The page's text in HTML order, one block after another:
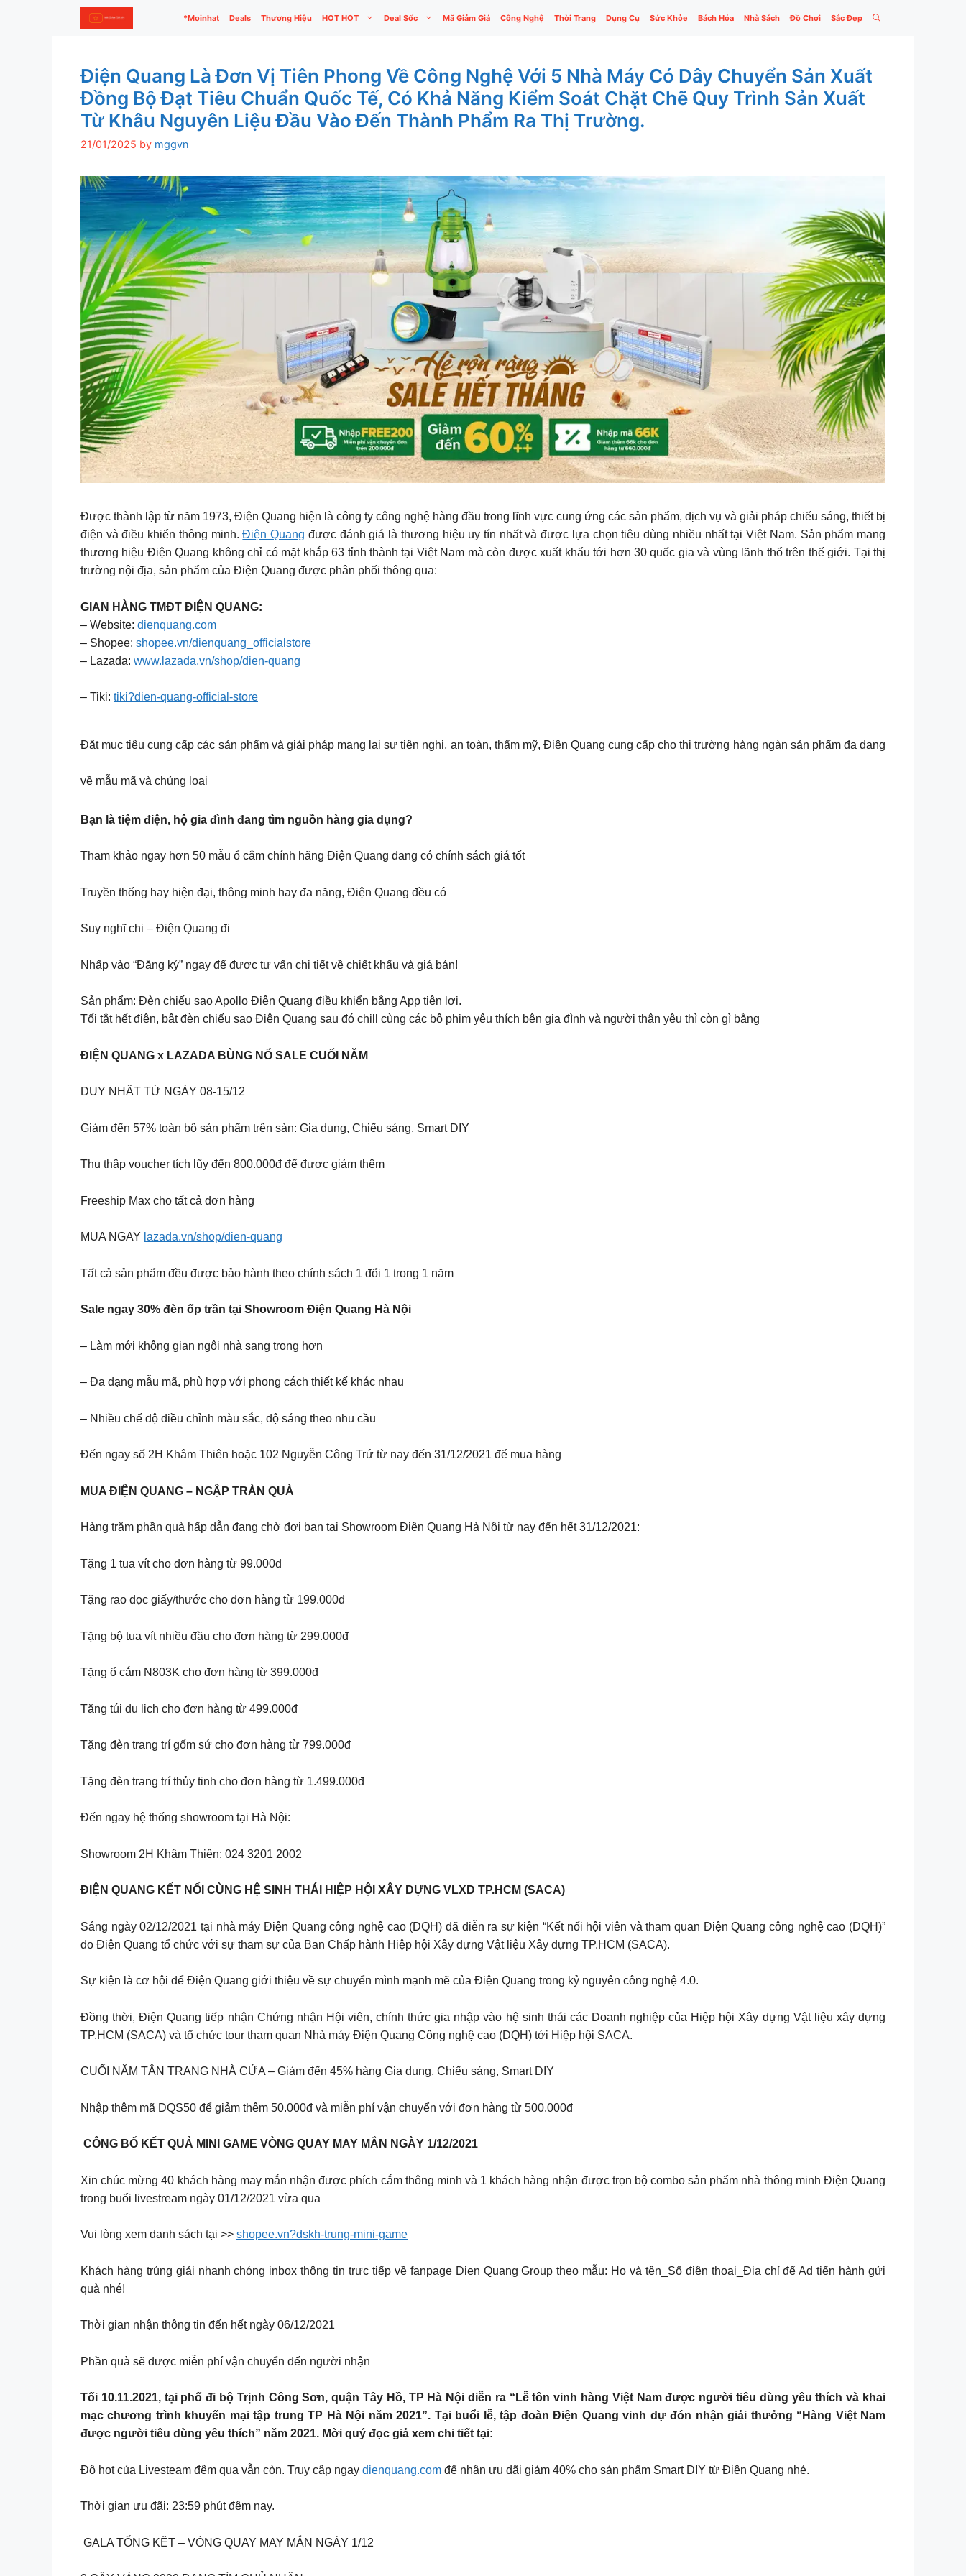
*Moinhat Deals Thương Hiệu HOT HOT Deal Sốc Mã Giảm Giá Công Nghệ Thời Trang Dụng Cụ Sức Khỏe Bách Hóa Nhà Sách Đồ Chơi Sắc Đẹp
Điện Quang Là Đơn Vị Tiên Phong Về Công Nghệ Với 5 Nhà Máy Có Dây Chuyển Sản Xuất
Đồng Bộ Đạt Tiêu Chuẩn Quốc Tế, Có Khả Năng Kiểm Soát Chặt Chẽ Quy Trình Sản Xuất
Từ Khâu Nguyên Liệu Đầu Vào Đến Thành Phẩm Ra Thị Trường.
21/01/2025 by mggvn
Được thành lập từ năm 1973, Điện Quang hiện là công ty công nghệ hàng đầu trong lĩnh vực cung ứng các sản phẩm, dịch vụ và giải pháp chiếu sáng, thiết bị
điện và điều khiển thông minh.Điện Quang được đánh giá là thương hiệu uy tín nhất và được lựa chọn tiêu dùng nhiều nhất tại Việt Nam. Sản phẩm mang
thương hiệu Điện Quang không chỉ có mặt khắp 63 tỉnh thành tại Việt Nam mà còn được xuất khẩu tới hơn 30 quốc gia và vùng lãnh thổ trên thế giới. Tại thị
trường nội địa, sản phẩm của Điện Quang được phân phối thông qua:
GIAN HÀNG TMĐT ĐIỆN QUANG:
– Website: dienquang.com
– Shopee: shopee.vn/dienquang_officialstore
– Lazada: www.lazada.vn/shop/dien-quang
– Tiki: tiki?dien-quang-official-store
Đặt mục tiêu cung cấp các sản phẩm và giải pháp mang lại sự tiện nghi, an toàn, thẩm mỹ, Điện Quang cung cấp cho thị trường hàng ngàn sản phẩm đa dạng
về mẫu mã và chủng loại
Bạn là tiệm điện, hộ gia đình đang tìm nguồn hàng gia dụng?
Tham khảo ngay hơn 50 mẫu ổ cắm chính hãng Điện Quang đang có chính sách giá tốt
Truyền thống hay hiện đại, thông minh hay đa năng, Điện Quang đều có
Suy nghĩ chi – Điện Quang đi
Nhấp vào “Đăng ký” ngay để được tư vấn chi tiết về chiết khấu và giá bán!
Sản phẩm: Đèn chiếu sao Apollo Điện Quang điều khiển bằng App tiện lợi.
Tối tắt hết điện, bật đèn chiếu sao Điện Quang sau đó chill cùng các bộ phim yêu thích bên gia đình và người thân yêu thì còn gì bằng
ĐIỆN QUANG x LAZADA BÙNG NỔ SALE CUỐI NĂM
DUY NHẤT TỪ NGÀY 08-15/12
Giảm đến 57% toàn bộ sản phẩm trên sàn: Gia dụng, Chiếu sáng, Smart DIY
Thu thập voucher tích lũy đến 800.000đ để được giảm thêm
Freeship Max cho tất cả đơn hàng
MUA NGAY lazada.vn/shop/dien-quang
Tất cả sản phẩm đều được bảo hành theo chính sách 1 đổi 1 trong 1 năm
Sale ngay 30% đèn ốp trần tại Showroom Điện Quang Hà Nội
– Làm mới không gian ngôi nhà sang trọng hơn
– Đa dạng mẫu mã, phù hợp với phong cách thiết kế khác nhau
– Nhiều chế độ điều chỉnh màu sắc, độ sáng theo nhu cầu
Đến ngay số 2H Khâm Thiên hoặc 102 Nguyễn Công Trứ từ nay đến 31/12/2021 để mua hàng
MUA ĐIỆN QUANG – NGẬP TRÀN QUÀ
Hàng trăm phần quà hấp dẫn đang chờ đợi bạn tại Showroom Điện Quang Hà Nội từ nay đến hết 31/12/2021:
Tặng 1 tua vít cho đơn hàng từ 99.000đ
Tặng rao dọc giấy/thước cho đơn hàng từ 199.000đ
Tặng bộ tua vít nhiều đầu cho đơn hàng từ 299.000đ
Tặng ổ cắm N803K cho đơn hàng từ 399.000đ
Tặng túi du lịch cho đơn hàng từ 499.000đ
Tặng đèn trang trí gốm sứ cho đơn hàng từ 799.000đ
Tặng đèn trang trí thủy tinh cho đơn hàng từ 1.499.000đ
Đến ngay hệ thống showroom tại Hà Nội:
Showroom 2H Khâm Thiên: 024 3201 2002
ĐIỆN QUANG KẾT NỐI CÙNG HỆ SINH THÁI HIỆP HỘI XÂY DỰNG VLXD TP.HCM (SACA)
Sáng ngày 02/12/2021 tại nhà máy Điện Quang công nghệ cao (DQH) đã diễn ra sự kiện “Kết nối hội viên và tham quan Điện Quang công nghệ cao (DQH)”
do Điện Quang tổ chức với sự tham sự của Ban Chấp hành Hiệp hội Xây dựng Vật liệu Xây dựng TP.HCM (SACA).
Sự kiện là cơ hội để Điện Quang giới thiệu về sự chuyển mình mạnh mẽ của Điện Quang trong kỷ nguyên công nghệ 4.0.
Đồng thời, Điện Quang tiếp nhận Chứng nhận Hội viên, chính thức gia nhập vào hệ sinh thái các Doanh nghiệp của Hiệp hội Xây dựng Vật liệu xây dựng
TP.HCM (SACA) và tổ chức tour tham quan Nhà máy Điện Quang Công nghệ cao (DQH) tới Hiệp hội SACA.
CUỐI NĂM TÂN TRANG NHÀ CỬA – Giảm đến 45% hàng Gia dụng, Chiếu sáng, Smart DIY
Nhập thêm mã DQS50 để giảm thêm 50.000đ và miễn phí vận chuyển với đơn hàng từ 500.000đ
️ CÔNG BỐ KẾT QUẢ MINI GAME VÒNG QUAY MAY MẮN NGÀY 1/12/2021 ️
Xin chúc mừng 40 khách hàng may mắn nhận được phích cắm thông minh và 1 khách hàng nhận được trọn bộ combo sản phẩm nhà thông minh Điện Quang
trong buổi livestream ngày 01/12/2021 vừa qua
Vui lòng xem danh sách tại >> shopee.vn?dskh-trung-mini-game
Khách hàng trúng giải nhanh chóng inbox thông tin trực tiếp về fanpage Dien Quang Group theo mẫu: Họ và tên_Số điện thoại_Địa chỉ để Ad tiến hành gửi
quà nhé!
Thời gian nhận thông tin đến hết ngày 06/12/2021
Phần quà sẽ được miễn phí vận chuyển đến người nhận
Tối 10.11.2021, tại phố đi bộ Trịnh Công Sơn, quận Tây Hồ, TP Hà Nội diễn ra “Lễ tôn vinh hàng Việt Nam được người tiêu dùng yêu thích và khai
mạc chương trình khuyến mại tập trung TP Hà Nội năm 2021”. Tại buổi lễ, tập đoàn Điện Quang vinh dự đón nhận giải thưởng “Hàng Việt Nam
được người tiêu dùng yêu thích” năm 2021. Mời quý đọc giả xem chi tiết tại:
Độ hot của Livesteam đêm qua vẫn còn. Truy cập ngay dienquang.com để nhận ưu dãi giảm 40% cho sản phẩm Smart DIY từ Điện Quang nhé.
Thời gian ưu đãi: 23:59 phút đêm nay.
️ GALA TỔNG KẾT – VÒNG QUAY MAY MẮN NGÀY 1/12 ️